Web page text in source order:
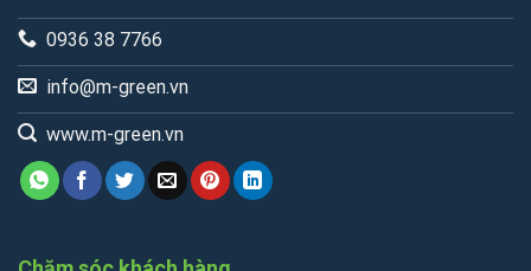
0936 38 7766
info@m-green.vn
www.m-green.vn